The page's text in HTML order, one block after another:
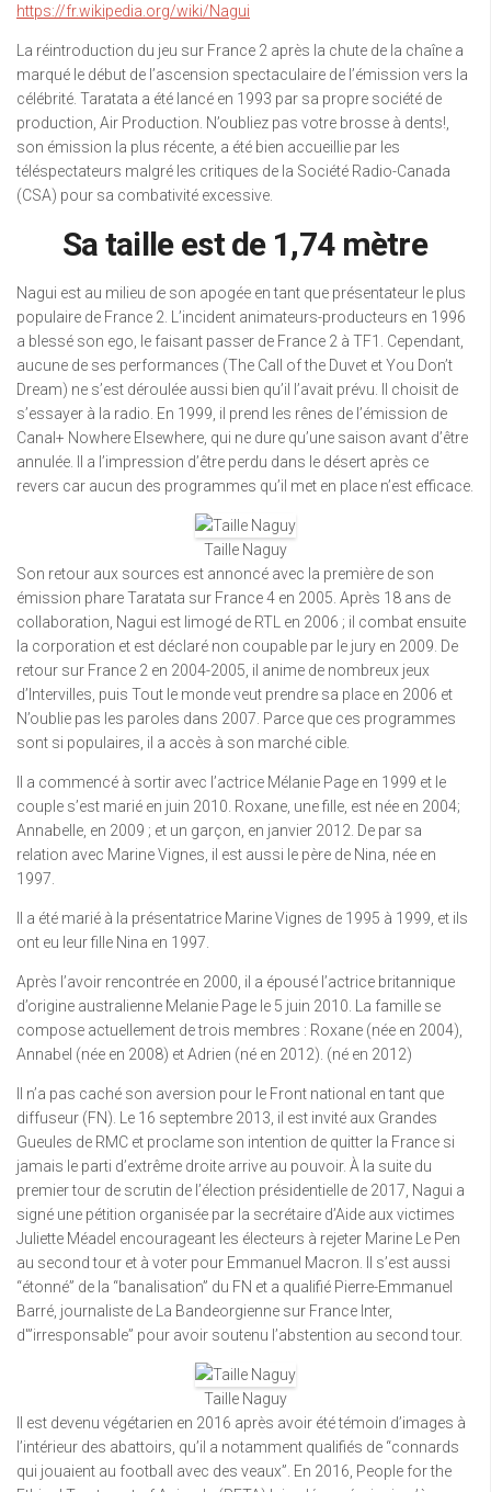
https://fr.wikipedia.org/wiki/Nagui
La réintroduction du jeu sur France 2 après la chute de la chaîne a
marqué le début de l’ascension spectaculaire de l’émission vers la
célébrité. Taratata a été lancé en 1993 par sa propre société de
production, Air Production. N’oubliez pas votre brosse à dents!,
son émission la plus récente, a été bien accueillie par les
téléspectateurs malgré les critiques de la Société Radio-Canada
(CSA) pour sa combativité excessive.
Sa taille est de 1,74 mètre
Nagui est au milieu de son apogée en tant que présentateur le plus
populaire de France 2. L’incident animateurs-producteurs en 1996
a blessé son ego, le faisant passer de France 2 à TF1. Cependant,
aucune de ses performances (The Call of the Duvet et You Don’t
Dream) ne s’est déroulée aussi bien qu’il l’avait prévu. Il choisit de
s’essayer à la radio. En 1999, il prend les rênes de l’émission de
Canal+ Nowhere Elsewhere, qui ne dure qu’une saison avant d’être
annulée. Il a l’impression d’être perdu dans le désert après ce
revers car aucun des programmes qu’il met en place n’est efficace.
Taille Naguy
Son retour aux sources est annoncé avec la première de son
émission phare Taratata sur France 4 en 2005. Après 18 ans de
collaboration, Nagui est limogé de RTL en 2006 ; il combat ensuite
la corporation et est déclaré non coupable par le jury en 2009. De
retour sur France 2 en 2004-2005, il anime de nombreux jeux
d’Intervilles, puis Tout le monde veut prendre sa place en 2006 et
N’oublie pas les paroles dans 2007. Parce que ces programmes
sont si populaires, il a accès à son marché cible.
Il a commencé à sortir avec l’actrice Mélanie Page en 1999 et le
couple s’est marié en juin 2010. Roxane, une fille, est née en 2004;
Annabelle, en 2009 ; et un garçon, en janvier 2012. De par sa
relation avec Marine Vignes, il est aussi le père de Nina, née en
1997.
Il a été marié à la présentatrice Marine Vignes de 1995 à 1999, et ils
ont eu leur fille Nina en 1997.
Après l’avoir rencontrée en 2000, il a épousé l’actrice britannique
d’origine australienne Melanie Page le 5 juin 2010. La famille se
compose actuellement de trois membres : Roxane (née en 2004),
Annabel (née en 2008) et Adrien (né en 2012). (né en 2012)
Il n’a pas caché son aversion pour le Front national en tant que
diffuseur (FN). Le 16 septembre 2013, il est invité aux Grandes
Gueules de RMC et proclame son intention de quitter la France si
jamais le parti d’extrême droite arrive au pouvoir. À la suite du
premier tour de scrutin de l’élection présidentielle de 2017, Nagui a
signé une pétition organisée par la secrétaire d’Aide aux victimes
Juliette Méadel encourageant les électeurs à rejeter Marine Le Pen
au second tour et à voter pour Emmanuel Macron. Il s’est aussi
“étonné” de la “banalisation” du FN et a qualifié Pierre-Emmanuel
Barré, journaliste de La Bandeorgienne sur France Inter,
d'”irresponsable” pour avoir soutenu l’abstention au second tour.
Taille Naguy
Il est devenu végétarien en 2016 après avoir été témoin d’images à
l’intérieur des abattoirs, qu’il a notamment qualifiés de “connards
qui jouaient au football avec des veaux”. En 2016, People for the